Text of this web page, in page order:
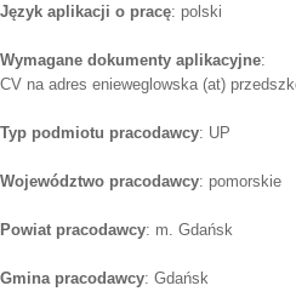
Język aplikacji o pracę: polski
Wymagane dokumenty aplikacyjne:
CV na adres enieweglowska (at)
Typ podmiotu pracodawcy: UP
Województwo pracodawcy: pomorskie
Powiat pracodawcy: m. Gdańsk
Gmina pracodawcy: Gdańsk